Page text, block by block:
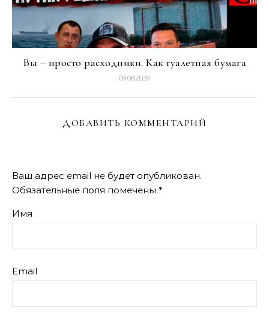
Вы – просто расходники. Как туалетная бумага
09.08.2026
ДОБАВИТЬ КОММЕНТАРИЙ
Ваш адрес email не будет опубликован.
Обязательные поля помечены *
Имя
Email